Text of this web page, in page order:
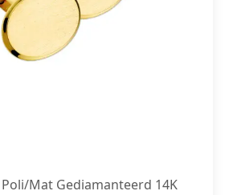
Mat Gediamanteerd 14K